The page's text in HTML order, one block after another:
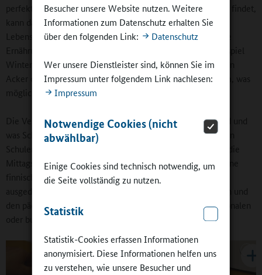
Besucher unsere Website nutzen. Weitere
Informationen zum Datenschutz erhalten Sie
über den folgenden Link:
Datenschutz
Wer unsere Dienstleister sind, können Sie im
Impressum unter folgendem Link nachlesen:
Impressum
Notwendige Cookies (nicht
abwählbar)
Einige Cookies sind technisch notwendig, um
die Seite vollständig zu nutzen.
Statistik
Statistik-Cookies erfassen Informationen
anonymisiert. Diese Informationen helfen uns
zu verstehen, wie unsere Besucher und
perfekt ist, bei Schülerinnen und Schülern keine Akzeptanz findet,
kann das zum Beispiel daran liegen, dass sie bestimmte
Lebensmittel oder Gerichte nicht kennen. Da muss dann die
Ernährungsbildung der Schule einsetzen: Sie kann zum Beispiel
Wintergemüse bekannt machen, in den Schulgarten, auf den
Acker oder in die Gartenarbeitsschulen gehen – je nachdem, was
möglich ist.
Die Verzahnung von dem, was vom Caterer angeliefert wird und
was Schule daraus macht, ist die Schnittstelle, an der wir den
Schulen viele Schulungen und Fortbildungen anbieten, um die
Mittagspause zum „Bauch der Schule‟ zu machen, wie es eine
finnische Kollegin mal auf einem Ganztagsschulkongress
ausgedrückt hat. Diesen Wissenstransfer zu den Lehrkräften und
den pädagogischen Fachkräften leisten wir immer mit regionalen
oder bundesweiten Netzwerkpartnern.